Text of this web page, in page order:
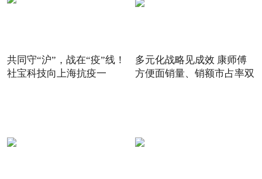
共同守“沪”，战在“疫”线！
社宝科技向上海抗疫一
多元化战略见成效 康师傅
方便面销量、销额市占率双